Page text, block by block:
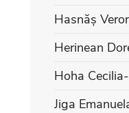
Hasnăș
Herinean
Hoha
Jiga